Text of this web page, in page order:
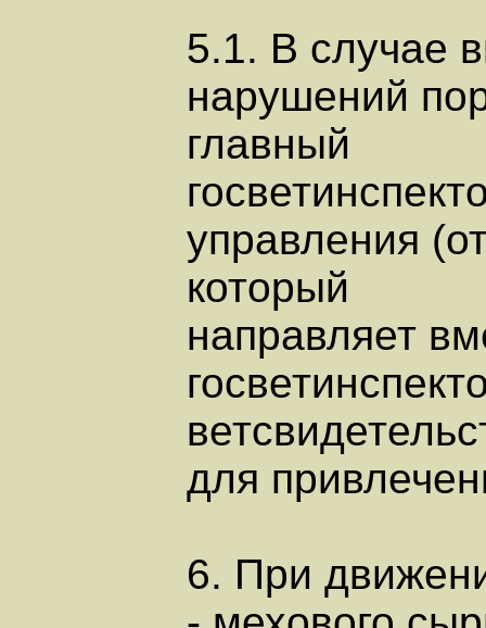
5.1. В случае
нарушений
главный
управления
который
направляет
для
6. При